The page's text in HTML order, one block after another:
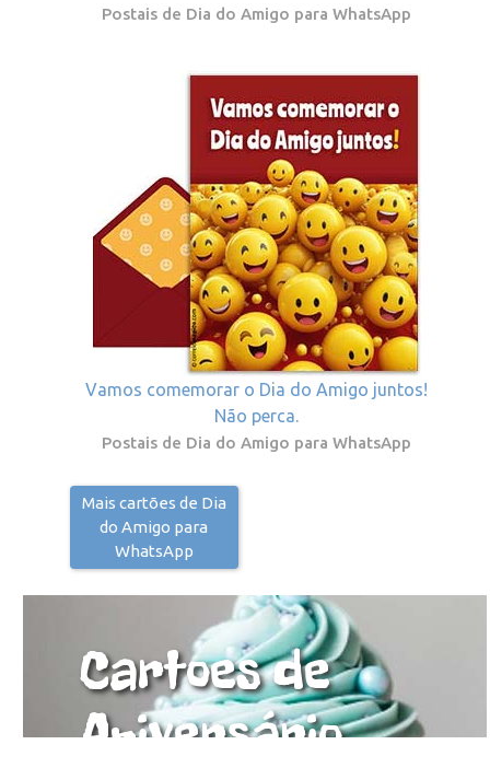
Postais de Dia do Amigo para WhatsApp
Vamos comemorar o Dia do Amigo juntos!
Não perca.
Postais de Dia do Amigo para WhatsApp
Mais cartões de Dia
do Amigo para
WhatsApp
Cartoes de
Aniversário